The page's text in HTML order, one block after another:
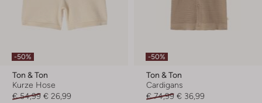
-50%
Ton & Ton
Kurze Hose
€ 54,99 € 26,99
-50%
Ton & Ton
Cardigans
€ 74,99 € 36,99